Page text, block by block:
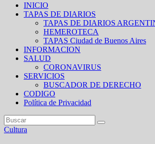
INICIO
TAPAS DE DIARIOS
TAPAS DE DIARIOS
HEMEROTECA
TAPAS Ciudad de Buenos Aires
INFORMACION
SALUD
CORONAVIRUS
SERVICIOS
BUSCADOR DE DERECHO
CODIGO
Política de Privacidad
Cultura